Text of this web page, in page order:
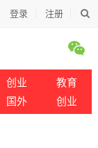
登录 注册
创业
教育
国外 创业